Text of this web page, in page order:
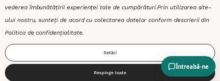
SHOP
vederea îmbunătățirii experienței tale de cumpărături.Prin utilizarea site-
ului nostru, sunteți de acord cu colectarea datelor conform descrierii din
Politica de confidențialitate.
Setări
Respinge toate